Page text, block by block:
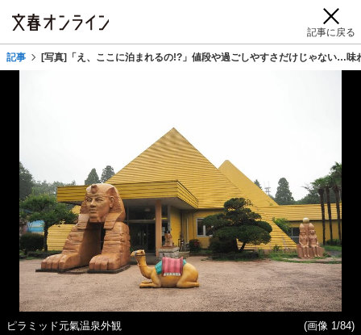
記事に戻る
記事 [写真]「え、ここに泊まれるの!?」値段や過ごしやすさだけじゃない…味
ピラミッド元氣温泉外観 (画像 1/84)